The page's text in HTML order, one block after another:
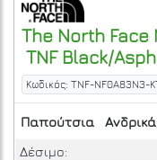
The North Face
TNF Black/
Κωδικός: TNF-NF0A83N3-
Παπούτσια Ανδρικά
Δέσιμο: